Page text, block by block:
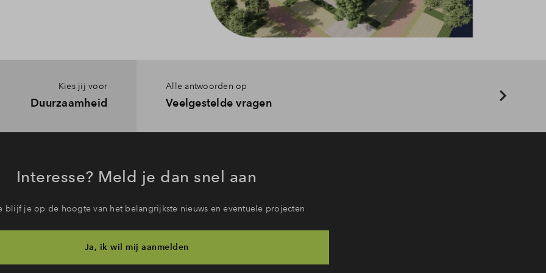
Kies jij voor
Duurzaamheid
Alle antwoorden op
Veelgestelde vragen
Interesse? Meld je dan snel aan
blijf je op de hoogte van het belangrijkste nieuws en eventuele projecten
Ja, ik wil mij aanmelden